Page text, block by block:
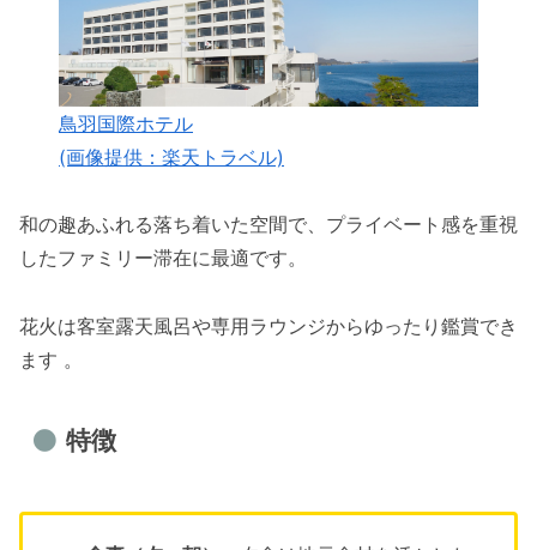
鳥羽国際ホテル
(画像提供：楽天トラベル)
和の趣あふれる落ち着いた空間で、プライベート感を重視
したファミリー滞在に最適です。
花火は客室露天風呂や専用ラウンジからゆったり鑑賞でき
ます 。
特徴